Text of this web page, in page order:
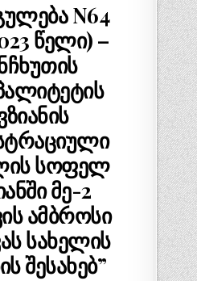
N64
წელი) –
სოფელ
მე-2
ამბროსი
სახელის
შესახებ”